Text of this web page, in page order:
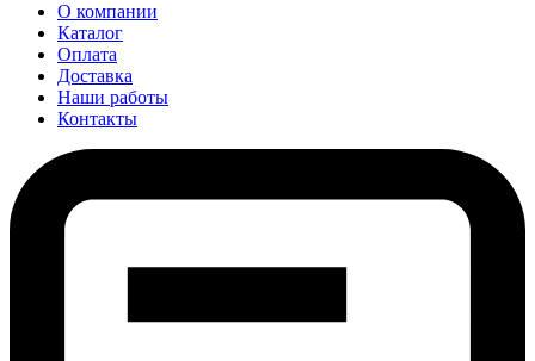
О компании
Каталог
Оплата
Доставка
Наши работы
Контакты